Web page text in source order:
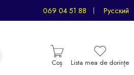
069 04 51 88 Русский
Coș Lista mea de dorințe